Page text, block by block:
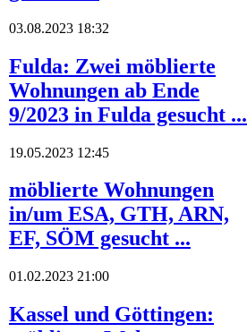
03.08.2023 18:32
Fulda: Zwei möblierte
Wohnungen ab Ende
9/2023 in Fulda gesucht ...
19.05.2023 12:45
möblierte Wohnungen
in/um ESA, GTH, ARN,
EF, SÖM gesucht ...
01.02.2023 21:00
Kassel und Göttingen: